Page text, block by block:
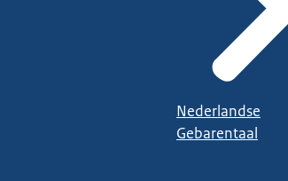
Nederlandse
Gebarentaal